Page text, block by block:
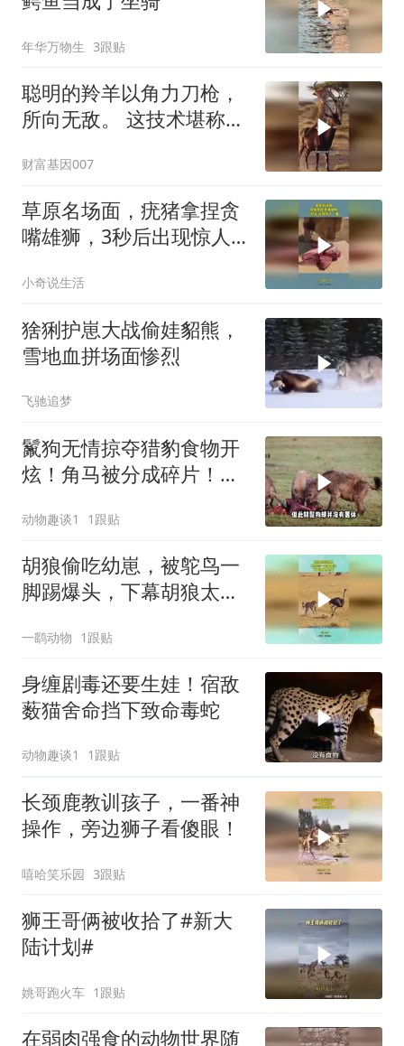
年华万物生 3跟贴
聪明的羚羊以角力刀枪，
所向无敌。 这技术堪称杂
财富基因007
草原名场面，疣猪拿捏贪
嘴雄狮，3秒后出现惊人
小奇说生活
猞猁护崽大战偷娃貂熊，
雪地血拼场面惨烈
飞驰追梦
鬣狗无情掠夺猎豹食物开
炫！角马被分成碎片！结
动物趣谈1 1跟贴
胡狼偷吃幼崽，被鸵鸟一
脚踢爆头，下幕胡狼太惨
一鹞动物 1跟贴
身缠剧毒还要生娃！宿敌
薮猫舍命挡下致命毒蛇
动物趣谈1 1跟贴
长颈鹿教训孩子，一番神
操作，旁边狮子看傻眼！
嘻哈笑乐园 3跟贴
狮王哥俩被收拾了#新大
陆计划#
姚哥跑火车 1跟贴
在弱肉强食的动物世界随